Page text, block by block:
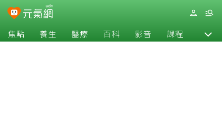
焦點 養生 醫療 百科 影音 課程 退休